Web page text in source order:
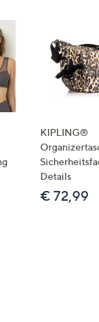
KIPLING®
Details
€ 72,99